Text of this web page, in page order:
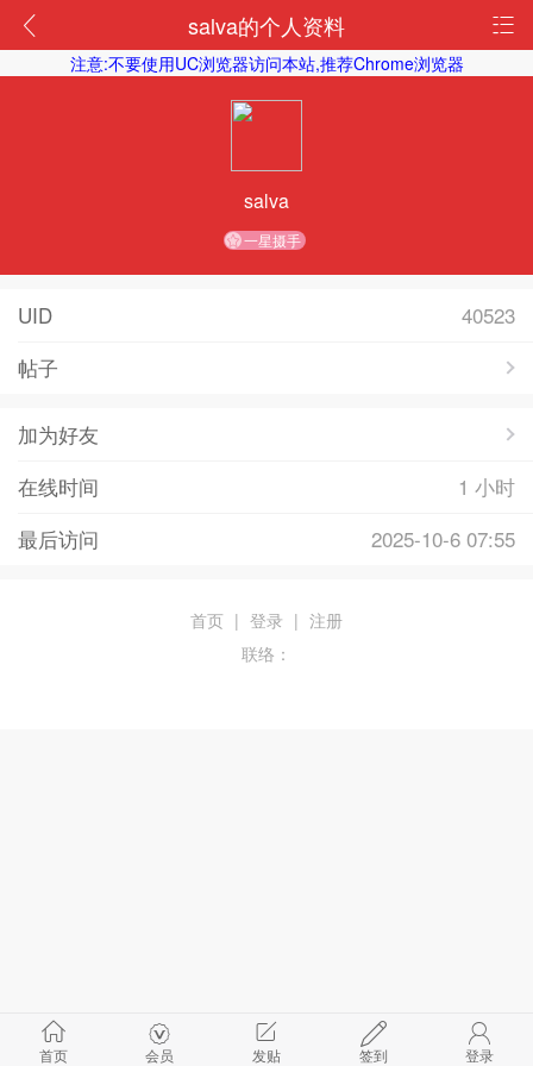
salva的个人资料
注意:不要使用UC浏览器访问本站,推荐Chrome浏览器
salva
一星摄手
UID
40523
帖子
加为好友
在线时间
1 小时
最后访问
2025-10-6 07:55
首页 会员 发贴 签到 登录
首页 | 登录 | 注册
联络：